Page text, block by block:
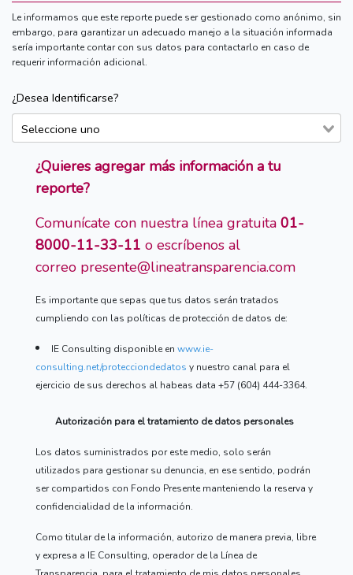
Le informamos que este reporte puede ser gestionado como anónimo, sin
embargo, para garantizar un adecuado manejo a la situación informada
sería importante contar con sus datos para contactarlo en caso de
requerir información adicional.
¿Desea Identificarse?
¿Quieres agregar más información a tu
reporte?
Comunícate con nuestra línea gratuita 01-
8000-11-33-11 o escríbenos al
correo presente@lineatransparencia.com
Es importante que sepas que tus datos serán tratados
cumpliendo con las políticas de protección de datos de:
IE Consulting disponible enwww.ie-
consulting.net/protecciondedatos y nuestro canal para el
ejercicio de sus derechos al habeas data +57 (604) 444-3364.
Autorización para el tratamiento de datos personales
Los datos suministrados por este medio, solo serán
utilizados para gestionar su denuncia, en ese sentido, podrán
ser compartidos con Fondo Presente manteniendo la reserva y
confidencialidad de la información.
Como titular de la información, autorizo de manera previa, libre
y expresa a IE Consulting, operador de la Línea de